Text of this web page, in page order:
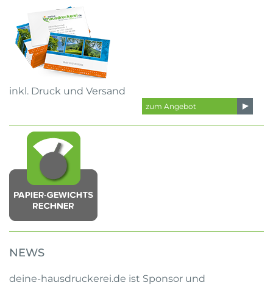
inkl. Druck und Versand
zum Angebot
NEWS
deine-hausdruckerei.de ist Sponsor und